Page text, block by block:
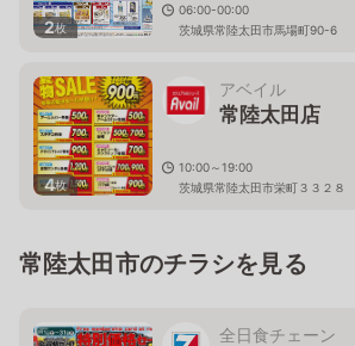
2枚
06:00-00:00
茨城県常陸太田市馬場町90-6
4枚
アベイル
常陸太田店
10:00～19:00
茨城県常陸太田市栄町３３２８
常陸太田市のチラシを見る
全日食チェーン